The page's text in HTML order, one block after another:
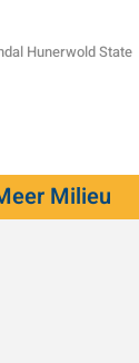
Hunerwold State
Milieu